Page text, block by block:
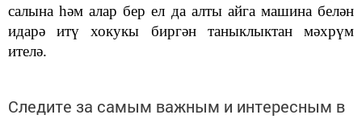
салына һәм алар бер ел да алты айга машина белән
идарә итү хокукы биргән таныклыктан мәхрүм
ителә.
Следите за самым важным и интересным в